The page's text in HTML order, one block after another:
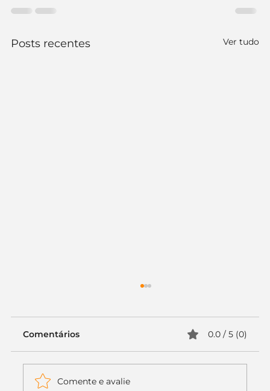
Posts recentes Ver tudo
Comentários 0.0 / 5 (0)
Comente e avalie